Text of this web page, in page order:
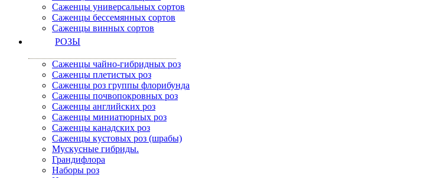
Саженцы универсальных сортов
Саженцы бессемянных сортов
Саженцы винных сортов
РОЗЫ
Саженцы чайно-гибридных роз
Саженцы плетистых роз
Саженцы роз группы флорибунда
Саженцы почвопокровных роз
Саженцы английских роз
Саженцы миниатюрных роз
Саженцы канадских роз
Саженцы кустовых роз (шрабы)
Мускусные гибриды.
Грандифлора
Наборы роз